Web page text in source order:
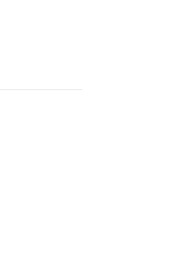
业均为
细分领